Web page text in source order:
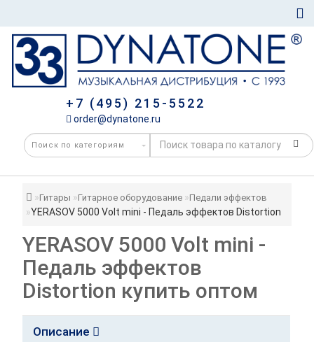
+7 (495) 215-5522
order@dynatone.ru
Гитары Гитарное оборудование Педали эффектов
YERASOV 5000 Volt mini - Педаль эффектов Distortion
YERASOV 5000 Volt mini -
Педаль эффектов
Distortion купить оптом
Описание